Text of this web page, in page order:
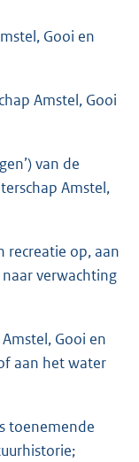
Gooi en
Amstel, Gooi
van de
Amstel,
recreatie op, aan
verwachting
Gooi en
aan het water
toenemende